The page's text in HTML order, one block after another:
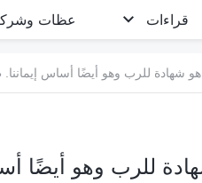
قراءات عظات
للرب وهو أيضًا